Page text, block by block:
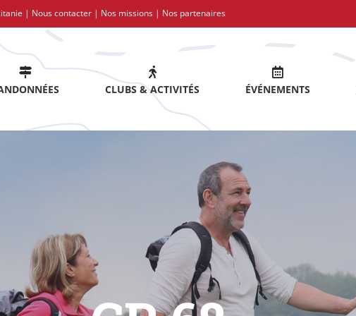
| Nous contacter | Nos missions | Nos partenaires
CLUBS & ACTIVITÉS ÉVÉNEMENTS